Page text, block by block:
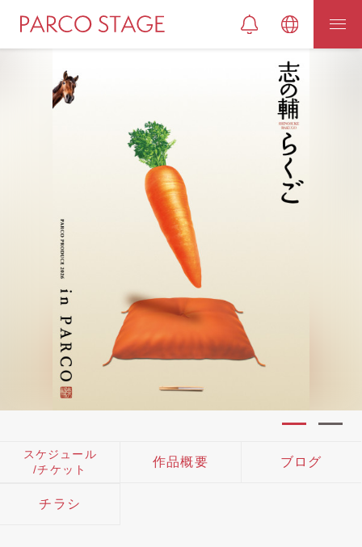
スケジュール
/チケット
作品概要 ブログ
チラシ